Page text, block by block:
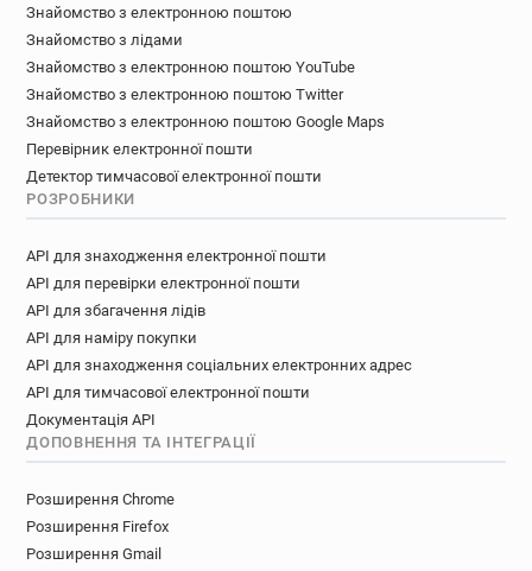
Знайомство з електронною поштою
Знайомство з лідами
Знайомство з електронною поштою YouTube
Знайомство з електронною поштою Twitter
Знайомство з електронною поштою Google Maps
Перевірник електронної пошти
Детектор тимчасової електронної пошти
РОЗРОБНИКИ
API для знаходження електронної пошти
API для перевірки електронної пошти
API для збагачення лідів
API для наміру покупки
API для знаходження соціальних електронних адрес
API для тимчасової електронної пошти
Документація API
ДОПОВНЕННЯ ТА ІНТЕГРАЦІЇ
Розширення Chrome
Розширення Firefox
Розширення Gmail